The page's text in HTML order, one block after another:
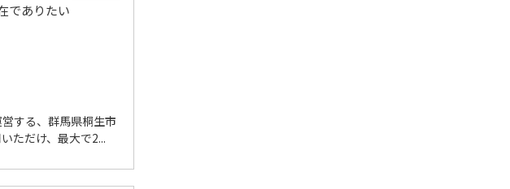
でありたい
する、群馬県桐生市
ただけ、最大で2...